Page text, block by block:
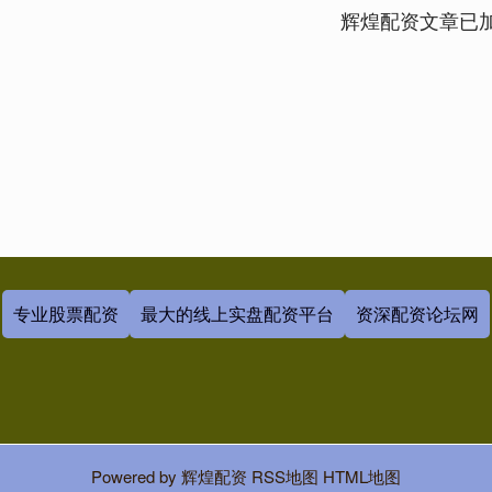
辉煌配资文章已
专业股票配资 最大的线上实盘配资平台 资深配资论坛网
Powered by 辉煌配资 RSS地图 HTML地图